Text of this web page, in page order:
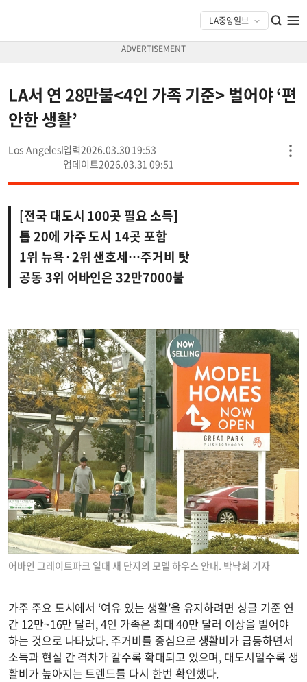
LA서 연 28만불<4인 가족 기준> 벌어야 ‘편
안한 생활’
Los Angeles
2026.03.30 19:53
2026.03.31 09:51
[전국 대도시 100곳 필요 소득]
톱 20에 가주 도시 14곳 포함
1위 뉴욕·2위 샌호세…주거비 탓
공동 3위 어바인은 32만7000불
어바인 그레이트파크 일대 새 단지의 모델 하우스 안내. 박낙희 기자
가주 주요 도시에서 ‘여유 있는 생활’을 유지하려면 싱글 기준 연
간 12만~16만 달러, 4인 가족은 최대 40만 달러 이상을 벌어야
하는 것으로 나타났다. 주거비를 중심으로 생활비가 급등하면서
소득과 현실 간 격차가 갈수록 확대되고 있으며, 대도시일수록 생
활비가 높아지는 트렌드를 다시 한번 확인했다.